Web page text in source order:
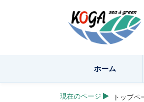
ホーム
現在のページ トップペ